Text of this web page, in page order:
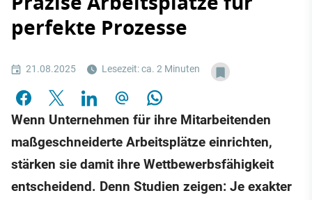
perfekte Prozesse
21.08.2025 Lesezeit: ca. 2 Minuten
Wenn Unternehmen für ihre Mitarbeitenden
maßgeschneiderte Arbeitsplätze einrichten,
stärken sie damit ihre Wettbewerbsfähigkeit
entscheidend. Denn Studien zeigen: Je exakter